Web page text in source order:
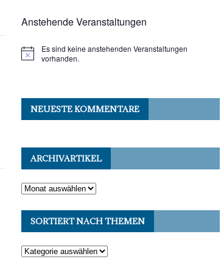
Anstehende Veranstaltungen
Es sind keine anstehenden Veranstaltungen
vorhanden.
NEUESTE KOMMENTARE
ARCHIVARTIKEL
SORTIERT NACH THEMEN